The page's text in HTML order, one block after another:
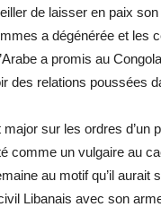
de lais­ser en paix
a dé­gé­né­rée et les
a pro­mis au
des re­la­tions pous­sées
ma­jor sur les ordres d’un
comme un vul­gaire au
au mo­tif qu’il au­rait
Li­ba­nais avec son